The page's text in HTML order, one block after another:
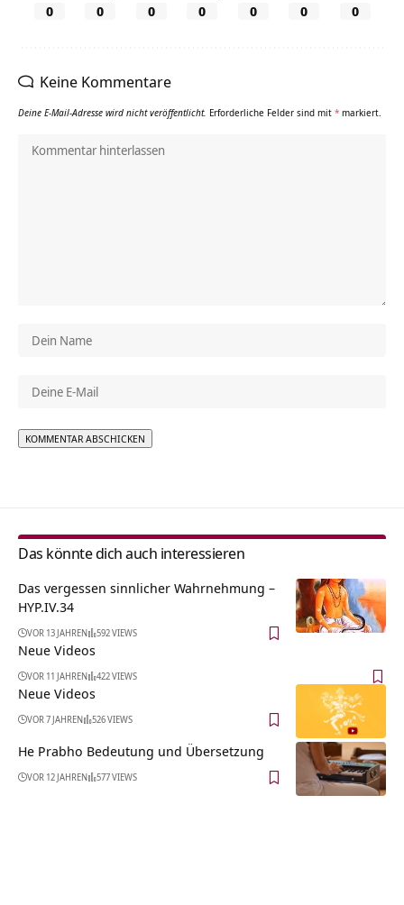
0 0 0 0 0 0 0
Keine Kommentare
Deine E-Mail-Adresse wird nicht veröffentlicht. Erforderliche Felder sind mit * markiert.
Das könnte dich auch interessieren
Das vergessen sinnlicher Wahrnehmung –
HYP.IV.34
VOR 13 JAHREN 592 VIEWS
Neue Videos
VOR 11 JAHREN 422 VIEWS
Neue Videos
VOR 7 JAHREN 526 VIEWS
He Prabho Bedeutung und Übersetzung
VOR 12 JAHREN 577 VIEWS